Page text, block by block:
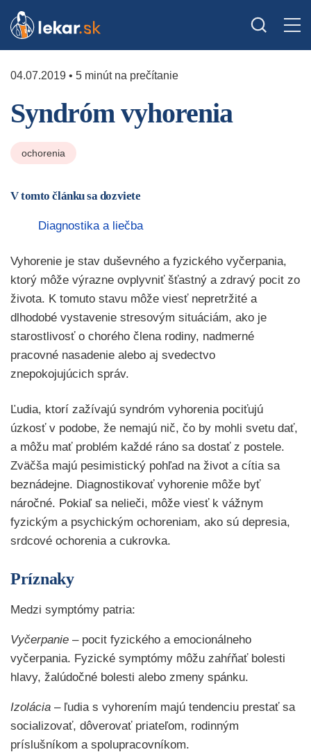
04.07.2019 • 5 minút na prečítanie
Syndróm vyhorenia
ochorenia
V tomto článku sa dozviete
Diagnostika a liečba
Vyhorenie je stav duševného a fyzického vyčerpania,
ktorý môže výrazne ovplyvniť šťastný a zdravý pocit zo
života. K tomuto stavu môže viesť nepretržité a
dlhodobé vystavenie stresovým situáciám, ako je
starostlivosť o chorého člena rodiny, nadmerné
pracovné nasadenie alebo aj svedectvo
znepokojujúcich správ.
Ľudia, ktorí zažívajú syndróm vyhorenia pociťujú
úzkosť v podobe, že nemajú nič, čo by mohli svetu dať,
a môžu mať problém každé ráno sa dostať z postele.
Zväčša majú pesimistický pohľad na život a cítia sa
beznádejne. Diagnostikovať vyhorenie môže byť
náročné. Pokiaľ sa nelieči, môže viesť k vážnym
fyzickým a psychickým ochoreniam, ako sú depresia,
srdcové ochorenia a cukrovka.
Príznaky
Medzi symptómy patria:
Vyčerpanie – pocit fyzického a emocionálneho
vyčerpania. Fyzické symptómy môžu zahŕňať bolesti
hlavy, žalúdočné bolesti alebo zmeny spánku.
Izolácia – ľudia s vyhorením majú tendenciu prestať sa
socializovať, dôverovať priateľom, rodinným
príslušníkom a spolupracovníkom.